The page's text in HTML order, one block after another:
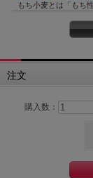
もち小麦とは「もち
熊本製粉は、2019
ち小麦の共同研究を
珍しい強力系の品種
ることで一段としっ
九州産もち小麦「
注文
購入数：